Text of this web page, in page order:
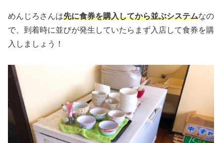
めんじろさんは先に食券を購入してから並ぶシステムなの
で、到着時に並びが発生していたらまず入店して食券を購
入しましょう！